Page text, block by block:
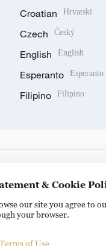
Croatian Hrvatski
Czech Český
English English
Esperanto Esperanto
Filipino Filipino
& Cookie
our site you agree to
your browser.
Terms of Use